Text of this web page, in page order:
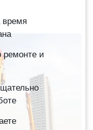
время
ремонте и